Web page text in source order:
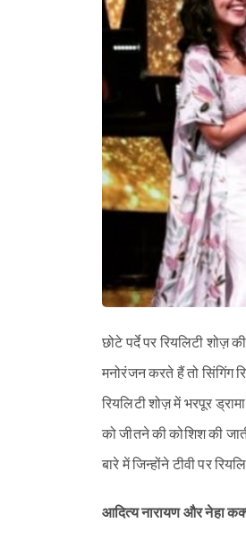
छोटे पर्दे पर रियलिटी शोज़
मनोरंजन करते हैं तो सिंगिंग
रियलिटी शोज़ में भरपूर
को जीतने की कोशिश की
बारे में जिन्होंने टीवी पर
आदित्य नारायण और नेहा